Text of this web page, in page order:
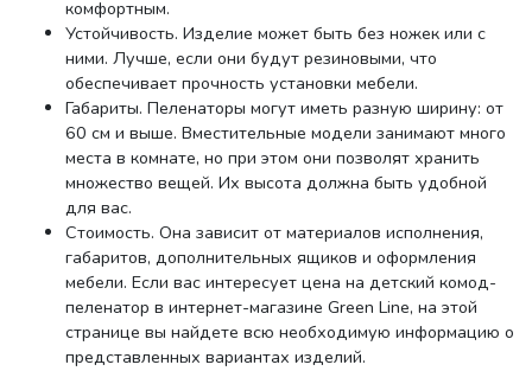
комфортным.
Устойчивость. Изделие может быть без ножек или с
ними. Лучше, если они будут резиновыми, что
обеспечивает прочность установки мебели.
Габариты. Пеленаторы могут иметь разную ширину: от
60 см и выше. Вместительные модели занимают много
места в комнате, но при этом они позволят хранить
множество вещей. Их высота должна быть удобной
для вас.
Стоимость. Она зависит от материалов исполнения,
габаритов, дополнительных ящиков и оформления
мебели. Если вас интересует цена на детский комод-
пеленатор в интернет-магазине Green Line, на этой
странице вы найдете всю необходимую информацию о
представленных вариантах изделий.